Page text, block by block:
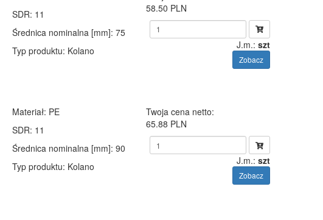
SDR: 11
Średnica nominalna [mm]: 75
Typ produktu: Kolano
58.50 PLN
J.m.: szt
Zobacz
Materiał: PE
SDR: 11
Średnica nominalna [mm]: 90
Typ produktu: Kolano
Twoja cena netto:
65.88 PLN
J.m.: szt
Zobacz